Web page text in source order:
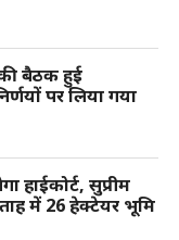
की बैठक हुई
पर लिया गया
हाईकोर्ट, सुप्रीम
में 26 हेक्टेयर भूमि